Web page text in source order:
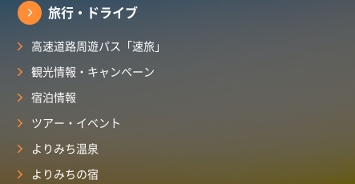
旅行・ドライブ
高速道路周遊パス「速旅」
観光情報・キャンペーン
宿泊情報
ツアー・イベント
よりみち温泉
よりみちの宿